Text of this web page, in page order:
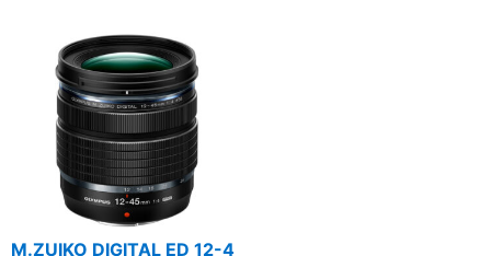
M.ZUIKO DIGITAL ED 12-4